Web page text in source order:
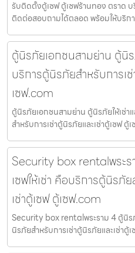
รับติดตั้งตู้เซฟ ตู้เซฟร้านทอง ตราด
ติดต่อสอบถามได้ตลอด พร้อมให้บริก
ตู้นิรภัยเอกชนสามย่าน ตู้นิร
บริการตู้นิรภัยสำหรับการเ
เซฟ.com
ตู้นิรภัยเอกชนสามย่าน ตู้นิรภัยให้เช่า
สำหรับการเช่าตู้นิรภัยและเช่าตู้เซฟ ตู้
Security box rentalพระร
เซฟให้เช่า คือบริการตู้นิรภั
เช่าตู้เซฟ ตู้เซฟ.com
Security box rentalพระราม 4 ตู้นิรภั
นิรภัยสำหรับการเช่าตู้นิรภัยและเช่าตู้เ